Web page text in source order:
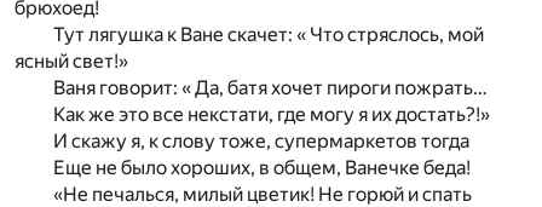
брюхоед!
Тут лягушка к Ване скачет: « Что стряслось, мой
ясный свет!»
Ваня говорит: « Да, батя хочет пироги пожрать…
Как же это все некстати, где могу я их достать?!»
И скажу я, к слову тоже, супермаркетов тогда
Еще не было хороших, в общем, Ванечке беда!
«Не печалься, милый цветик! Не горюй и спать